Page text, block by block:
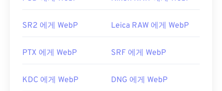
IrfanView, Windows Photo Viewer,Adobe
그인을 설치해야 합니다.
유용한 링크:
SR2 에게 WebP Leica RAW 에게 WebP
PTX 에게 WebP SRF 에게 WebP
KDC 에게 WebP DNG 에게 WebP